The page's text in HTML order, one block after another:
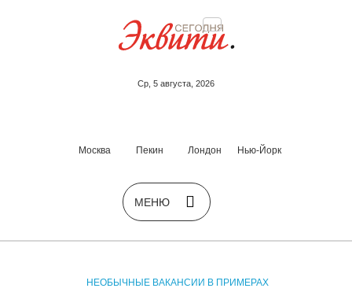
Ср, 5 августа, 2026
Москва Пекин Лондон Нью-Йорк
НЕОБЫЧНЫЕ ВАКАНСИИ В ПРИМЕРАХ